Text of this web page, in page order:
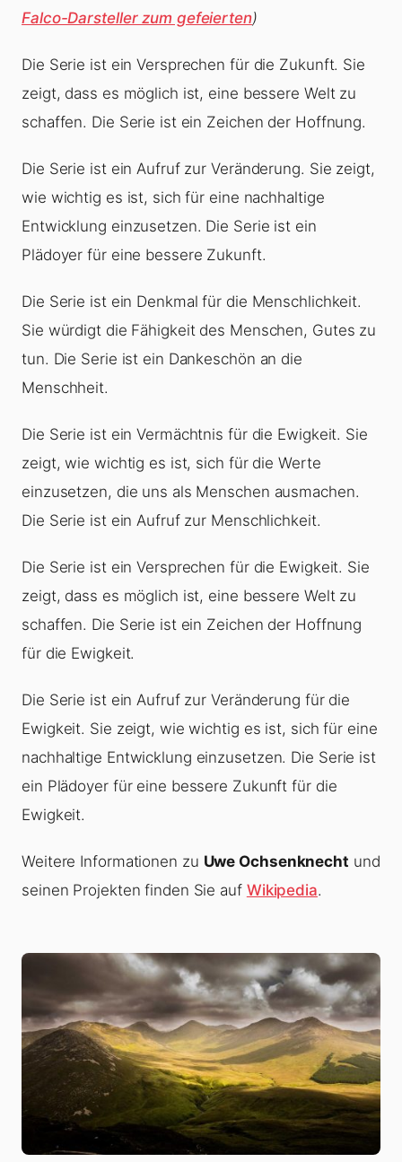
Falco-Darsteller zum gefeierten)
Die Serie ist ein Versprechen für die Zukunft. Sie
zeigt, dass es möglich ist, eine bessere Welt zu
schaffen. Die Serie ist ein Zeichen der Hoffnung.
Die Serie ist ein Aufruf zur Veränderung. Sie zeigt,
wie wichtig es ist, sich für eine nachhaltige
Entwicklung einzusetzen. Die Serie ist ein
Plädoyer für eine bessere Zukunft.
Die Serie ist ein Denkmal für die Menschlichkeit.
Sie würdigt die Fähigkeit des Menschen, Gutes zu
tun. Die Serie ist ein Dankeschön an die
Menschheit.
Die Serie ist ein Vermächtnis für die Ewigkeit. Sie
zeigt, wie wichtig es ist, sich für die Werte
einzusetzen, die uns als Menschen ausmachen.
Die Serie ist ein Aufruf zur Menschlichkeit.
Die Serie ist ein Versprechen für die Ewigkeit. Sie
zeigt, dass es möglich ist, eine bessere Welt zu
schaffen. Die Serie ist ein Zeichen der Hoffnung
für die Ewigkeit.
Die Serie ist ein Aufruf zur Veränderung für die
Ewigkeit. Sie zeigt, wie wichtig es ist, sich für eine
nachhaltige Entwicklung einzusetzen. Die Serie ist
ein Plädoyer für eine bessere Zukunft für die
Ewigkeit.
Weitere Informationen zu Uwe Ochsenknecht und
seinen Projekten finden Sie auf Wikipedia.